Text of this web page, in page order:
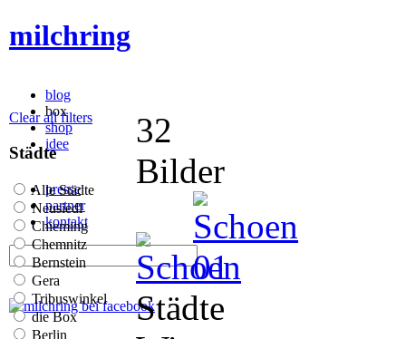
milchring
blog
box
shop
idee
presse
partner
kontakt
Clear all filters
Städte
Alle Städte
Neusiedl
Chieming
Chemnitz
Bernstein
Gera
Tribuswinkel
die Box
Berlin
32
Bilder
Städte